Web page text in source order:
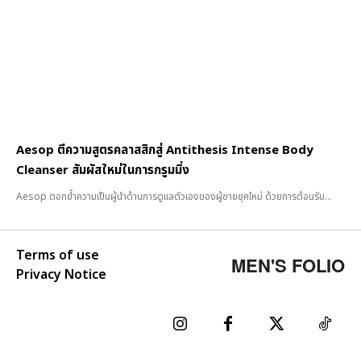
Aesop ตีความสูตรคลาสสิกสู่ Antithesis Intense Body
Cleanser สัมผัสใหม่ในการกรูมมิ่ง
Aesop ตอกย้ำความเป็นผู้นำด้านการดูแลตัวเองของผู้ชายยุคใหม่ ด้วยการต้อนรับ...
Terms of use
Privacy Notice
MEN'S FOLIO